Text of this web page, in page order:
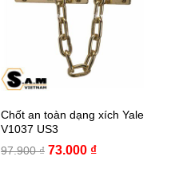
Chốt an toàn dạng xích Yale
V1037 US3
97.900₫ Giá
73.000 ₫Giá